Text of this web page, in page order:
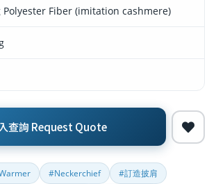
Fiber (imitation cashmere)
查詢 Request Quote
#Neckerchief #訂造披肩